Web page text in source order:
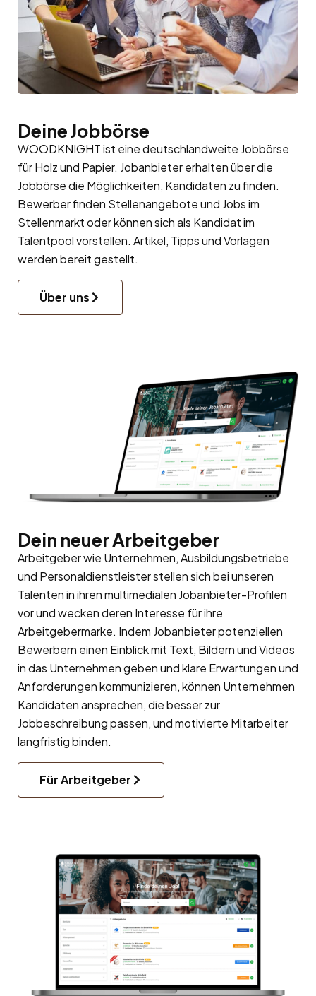
Deine Jobbörse
WOODKNIGHT ist eine deutschlandweite Jobbörse
für Holz und Papier. Jobanbieter erhalten über die
Jobbörse die Möglichkeiten, Kandidaten zu finden.
Bewerber finden Stellenangebote und Jobs im
Stellenmarkt oder können sich als Kandidat im
Talentpoolvorstellen. Artikel, Tipps und Vorlagen
werden bereit gestellt.
Über uns
Dein neuer Arbeitgeber
Arbeitgeber wie Unternehmen, Ausbildungsbetriebe
und Personaldienstleister stellen sich bei unseren
Talenten in ihren multimedialen Jobanbieter-Profilen
vor und wecken deren Interesse für ihre
Arbeitgebermarke. Indem Jobanbieter potenziellen
Bewerbern einen Einblick mit Text, Bildern und Videos
in das Unternehmen geben und klare Erwartungen und
Anforderungen kommunizieren, können Unternehmen
Kandidaten ansprechen, die besser zur
Jobbeschreibung passen, und motivierte Mitarbeiter
langfristig binden.
Für Arbeitgeber